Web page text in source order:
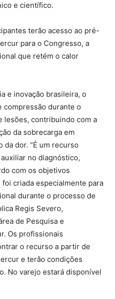
e científico.
terão acesso ao pré-
para o Congresso, a
que retém o calor
e inovação brasileira, o
durante o
lesões, contribuindo com a
da sobrecarga em
dor. “É um recurso
no diagnóstico,
com os objetivos
criada especialmente para
durante o processo de
Regis Severo,
de Pesquisa e
Os profissionais
o recurso a partir de
e terão condições
No varejo estará disponível